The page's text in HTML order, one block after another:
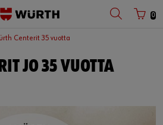
0
Centerit 35 vuotta
JO 35 VUOTTA